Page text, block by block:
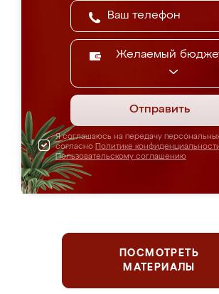
Желаемый
Отправить
Я соглашаюсь на передачу
согласно Политике
Пользовательскому соглашению
ПОСМОТРЕТЬ
МАТЕРИАЛЫ